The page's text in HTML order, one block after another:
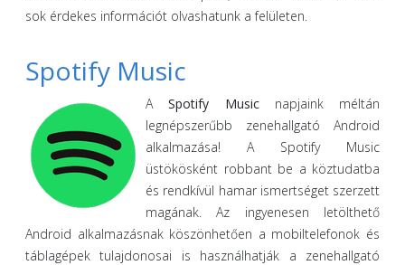
sok érdekes információt olvashatunk a felületen.
Spotify Music
ASpotify Musicnapjaink méltán
legnépszerűbb zenehallgató Android
alkalmazása! A Spotify Music
üstökösként robbant be a köztudatba
és rendkívül hamar ismertséget szerzett
magának. Az ingyenesen letölthető
Android alkalmazásnak köszönhetően a mobiltelefonok és
táblagépek tulajdonosai is használhatják a zenehallgató